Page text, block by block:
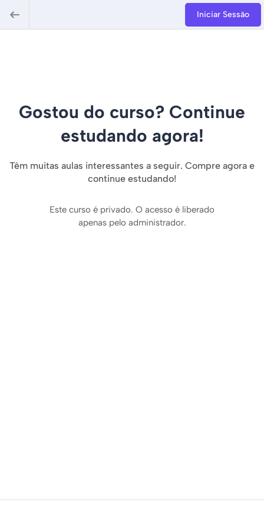
Iniciar Sessão
Gostou do curso? Continue
estudando agora!
Têm muitas aulas interessantes a seguir. Compre agora e
continue estudando!
Este curso é privado. O acesso é liberado
apenas pelo administrador.